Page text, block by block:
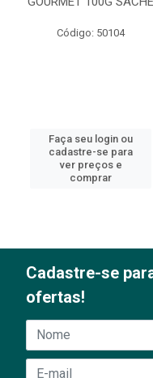
Código: 50104
Faça seu login ou
cadastre-se para
ver preços e
comprar
Cadastre-se
ofertas!